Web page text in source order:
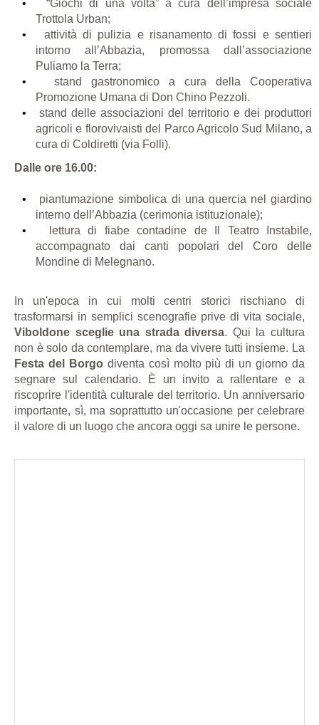
“Giochi di una volta” a cura dell’impresa sociale
Trottola Urban;
attività di pulizia e risanamento di fossi e sentieri
intorno all’Abbazia, promossa dall’associazione
Puliamo la Terra;
stand gastronomico a cura della Cooperativa
Promozione Umana di Don Chino Pezzoli.
stand delle associazioni del territorio e dei produttori
agricoli e florovivaisti del Parco Agricolo Sud Milano, a
cura di Coldiretti (via Folli).
Dalle ore 16.00:
piantumazione simbolica di una quercia nel giardino
interno dell’Abbazia (cerimonia istituzionale);
lettura di fiabe contadine de Il Teatro Instabile,
accompagnato dai canti popolari del Coro delle
Mondine di Melegnano.
In un'epoca in cui molti centri storici rischiano di
trasformarsi in semplici scenografie prive di vita sociale,
Viboldone sceglie una strada diversa. Qui la cultura
non è solo da contemplare, ma da vivere tutti insieme. La
Festa del Borgo diventa così molto più di un giorno da
segnare sul calendario. È un invito a rallentare e a
riscoprire l'identità culturale del territorio. Un anniversario
importante, sì, ma soprattutto un'occasione per celebrare
il valore di un luogo che ancora oggi sa unire le persone.